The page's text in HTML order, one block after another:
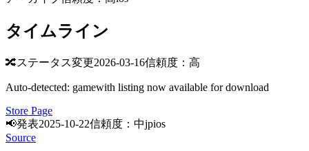
タイムライン
🔀ステータス変更2026-03-16信頼度：高
Auto-detected: gamewith listing now available for download
Store Page
📢発表2025-10-22信頼度：中jpios
Source